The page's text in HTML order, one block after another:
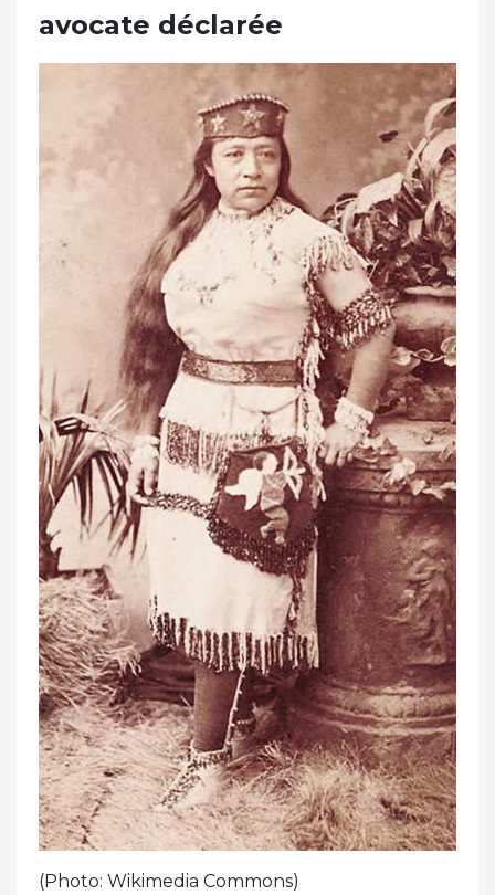
avocate déclarée
(Photo: Wikimedia Commons)